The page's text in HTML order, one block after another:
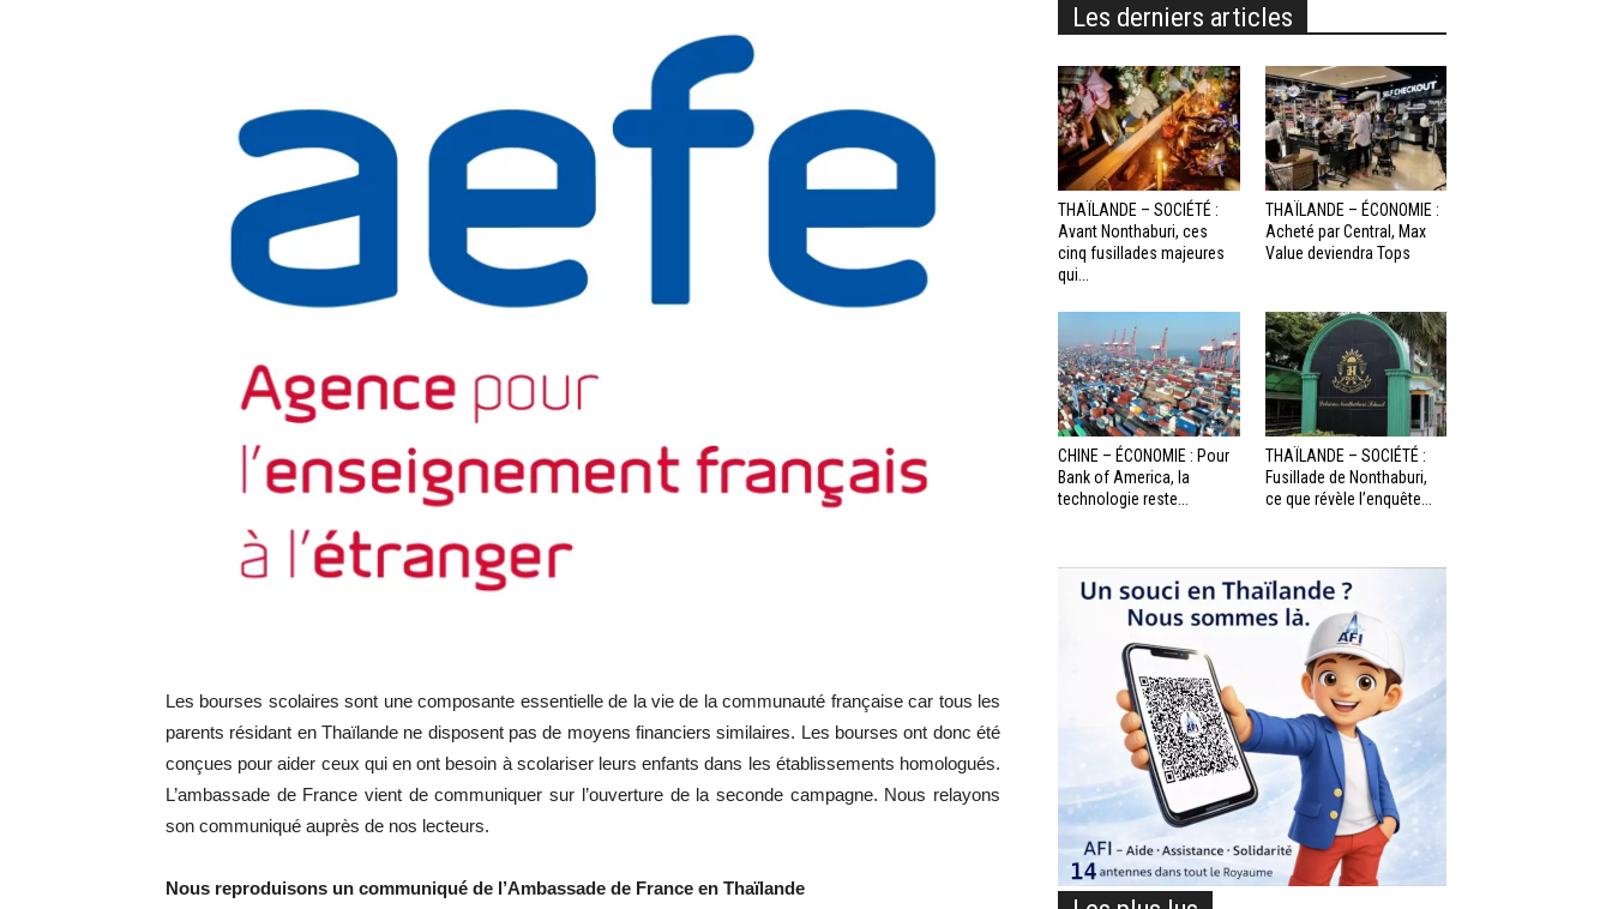
Les bourses scolaires sont une composante essentielle de la vie de la communauté française car tous les
parents résidant en Thaïlande ne disposent pas de moyens financiers similaires. Les bourses ont donc été
conçues pour aider ceux qui en ont besoin à scolariser leurs enfants dans les établissements homologués.
L’ambassade de France vient de communiquer sur l’ouverture de la seconde campagne. Nous relayons
son communiqué auprès de nos lecteurs.
Nous reproduisons un communiqué de l’Ambassade de France en Thaïlande
Les derniers articles
THAÏLANDE – SOCIÉTÉ :
Avant Nonthaburi, ces
cinq fusillades majeures
qui...
THAÏLANDE – ÉCONOMIE :
Acheté par Central, Max
Value deviendra Tops
CHINE – ÉCONOMIE : Pour
Bank of America, la
technologie reste...
THAÏLANDE – SOCIÉTÉ :
Fusillade de Nonthaburi,
ce que révèle l’enquête...